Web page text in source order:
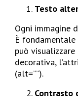
Testo
Ogni immagine
È
può visualizzare
decorativa,
(alt=””).
Contrasto